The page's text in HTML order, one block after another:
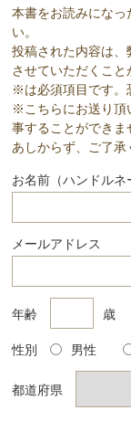
本書をお読みにな
い。
投稿された内容は
させていただくこと
※は必須項目です。
※こちらにお送り頂
事することができま
あしからず、ご了承
お名前（ハンドルネ
メールアドレス
年齢 歳
性別 男性
都道府県